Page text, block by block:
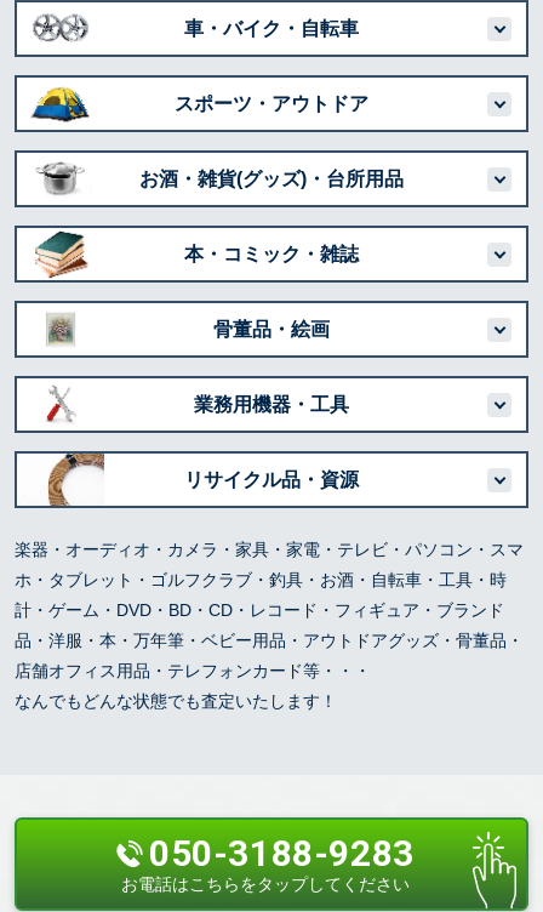
車・バイク・自転車
スポーツ・アウトドア
お酒・雑貨(グッズ)・台所用品
本・コミック・雑誌
骨董品・絵画
業務用機器・工具
リサイクル品・資源
楽器・オーディオ・カメラ・家具・家電・テレビ・パソコン・スマ
ホ・タブレット・ゴルフクラブ・釣具・お酒・自転車・工具・時
計・ゲーム・DVD・BD・CD・レコード・フィギュア・ブランド
品・洋服・本・万年筆・ベビー用品・アウトドアグッズ・骨董品・
店舗オフィス用品・テレフォンカード等・・・
なんでもどんな状態でも査定いたします！
050-3188-9283
お電話はこちらをタップしてください